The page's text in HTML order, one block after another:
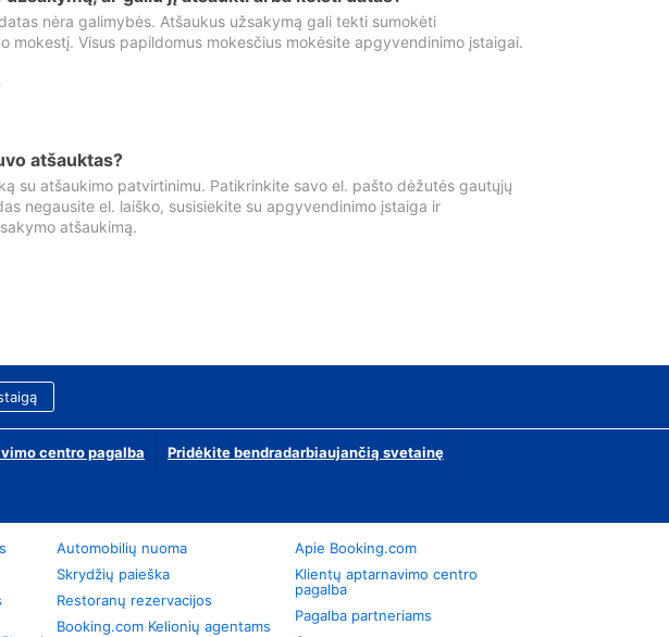
nėra galimybės. Atšaukus užsakymą gali tekti sumokėti
mokestį. Visus papildomus mokesčius mokėsite apgyvendinimo įstaigai.
atšauktas?
su atšaukimo patvirtinimu. Patikrinkite savo el. pašto dėžutės gautųjų
negausite el. laiško, susisiekite su apgyvendinimo įstaiga ir
atšaukimą.
centro pagalba Pridėkite bendradarbiaujančią svetainę
Automobilių nuoma
Skrydžių paieška
Restoranų rezervacijos
Booking.com Kelionių agentams
Apie Booking.com
Klientų aptarnavimo centro
pagalba
Pagalba partneriams